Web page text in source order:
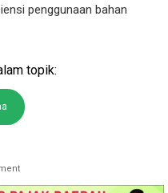
penggunaan bahan
topik: